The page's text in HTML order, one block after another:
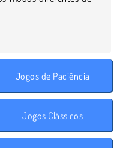
Jogos de Paciência
Jogos Clássicos